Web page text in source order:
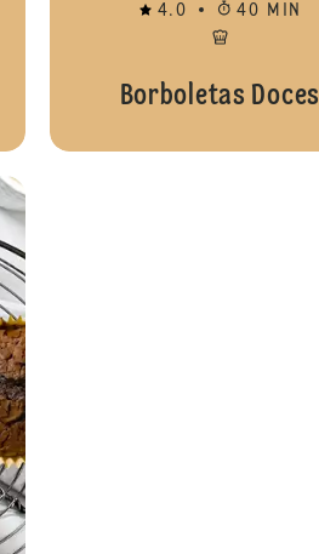
4.0 40 MIN
Borboletas Doces
Brownie Com Confeitos